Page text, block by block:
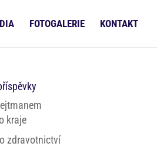
FOTOGALERIE KONTAKT
kraje
zdravotnictví